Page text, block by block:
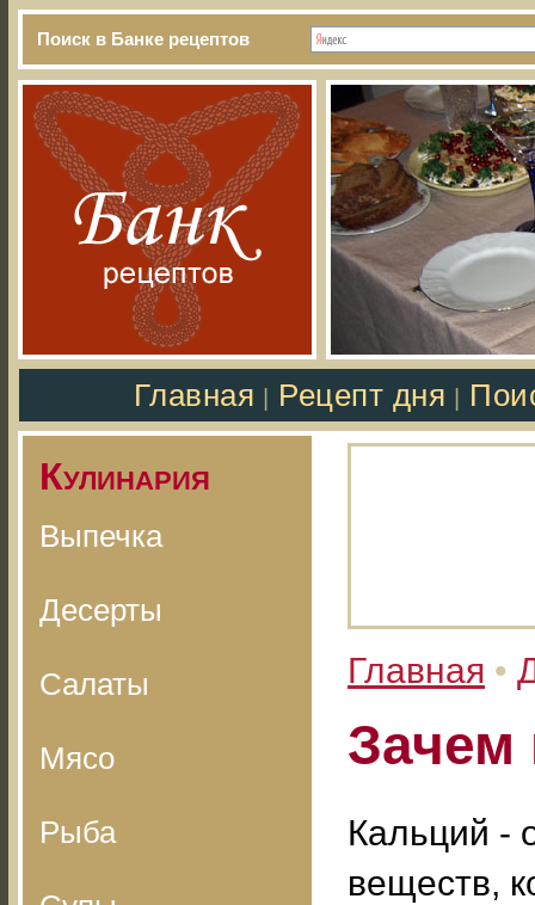
Поиск в Банке рецептов
Главная Рецепт дня
Кулинария
Выпечка
Десерты
Салаты
Мясо
Рыба
Главная •
Зачем
Кальций -
веществ,